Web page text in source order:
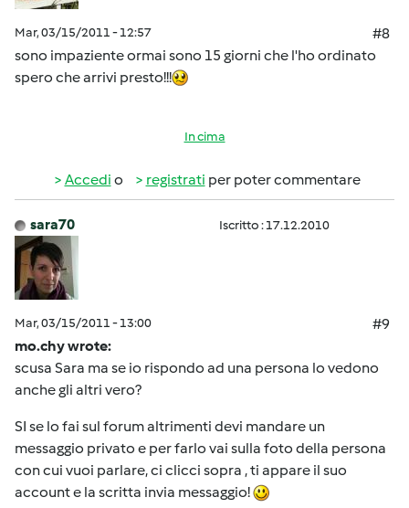
Mar, 03/15/2011 - 12:57
#8
sono impaziente ormai sono 15 giorni che l'ho ordinato
spero che arrivi presto!!!
In cima
Accedi o registrati per poter commentare
sara70 Iscritto : 17.12.2010
Mar, 03/15/2011 - 13:00
#9
mo.chy wrote:
scusa Sara ma se io rispondo ad una persona lo vedono
anche gli altri vero?
SI se lo fai sul forum altrimenti devi mandare un
messaggio privato e per farlo vai sulla foto della persona
con cui vuoi parlare, ci clicci sopra , ti appare il suo
account e la scritta invia messaggio!